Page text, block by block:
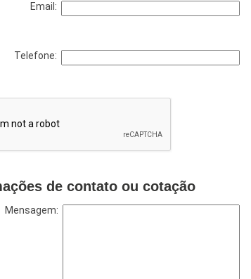
Email:
Telefone:
de contato ou cotação
Mensagem: